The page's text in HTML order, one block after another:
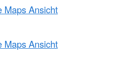
Maps Ansicht
Maps Ansicht